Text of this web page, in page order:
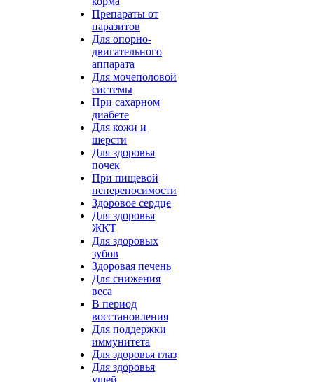
Препараты от
паразитов
Для опорно-
двигательного
аппарата
Для мочеполовой
системы
При сахарном
диабете
Для кожи и
шерсти
Для здоровья
почек
При пищевой
непереносимости
Здоровое сердце
Для здоровья
ЖКТ
Для здоровых
зубов
Здоровая печень
Для снижения
веса
В период
восстановления
Для поддержки
иммунитета
Для здоровья глаз
Для здоровья
ушей